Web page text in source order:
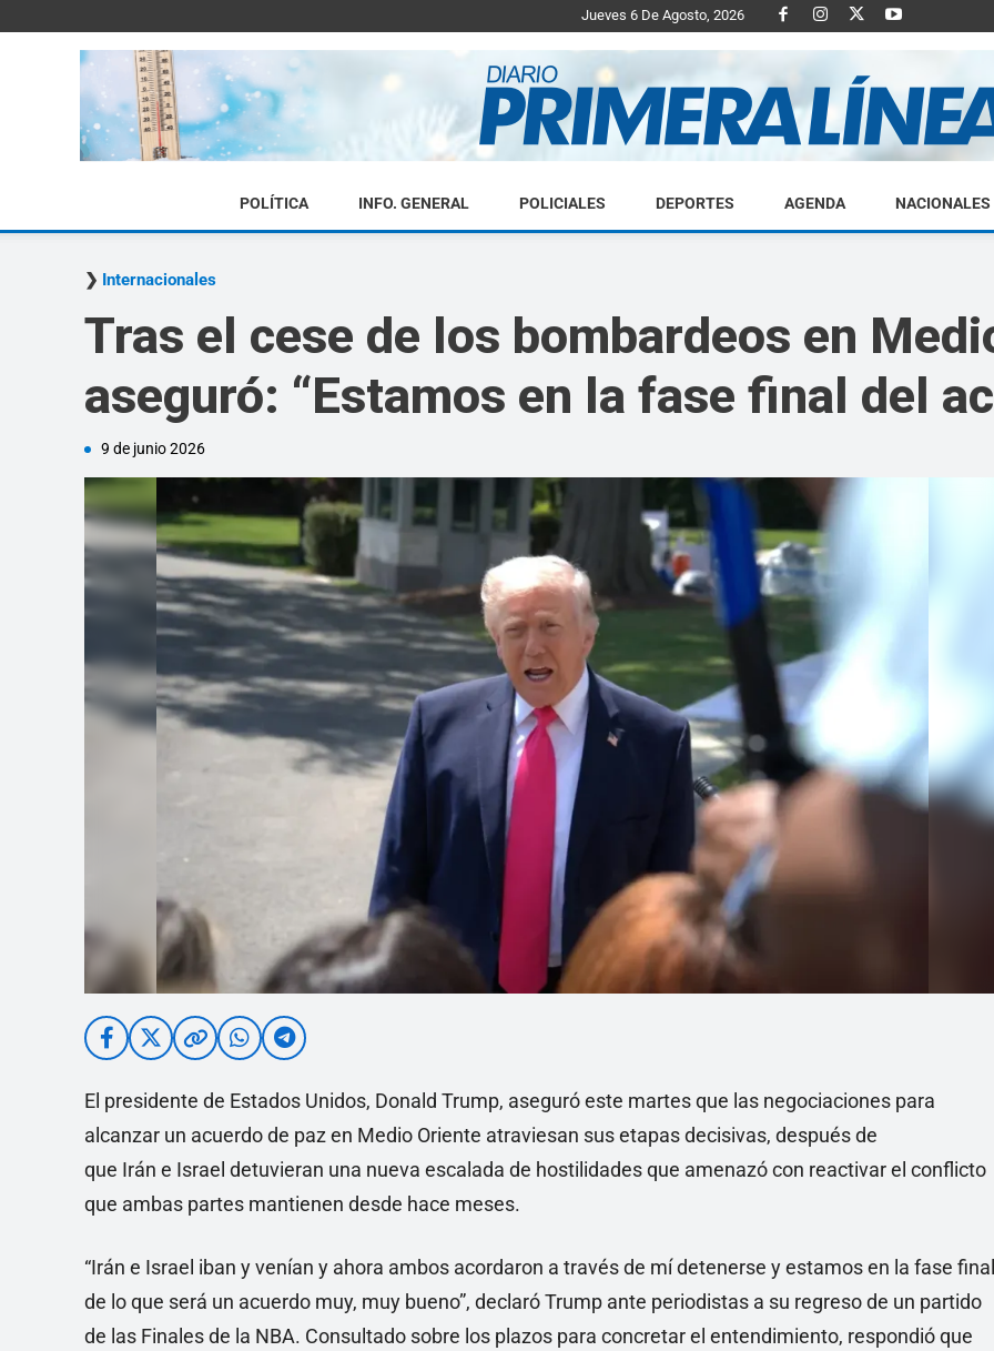
Jueves 6 De Agosto, 2026
Diario
Primera
POLÍTICA INFO. GENERAL POLICIALES DEPORTES AGENDA NACIONALES
Internacionales
Tras el cese de los bombardeos en
aseguró: “Estamos en la fase final del
9 de junio 2026
El presidente de Estados Unidos, Donald Trump, aseguró este martes que las negociaciones para
alcanzar un acuerdo de paz en Medio Oriente atraviesan sus etapas decisivas, después de
que Irán e Israel detuvieran una nueva escalada de hostilidades que amenazó con reactivar el conflicto
que ambas partes mantienen desde hace meses.
“Irán e Israel iban y venían y ahora ambos acordaron a través de mí detenerse y estamos en la fase final
de lo que será un acuerdo muy, muy bueno”, declaró Trump ante periodistas a su regreso de un partido
de las Finales de la NBA. Consultado sobre los plazos para concretar el entendimiento, respondió que